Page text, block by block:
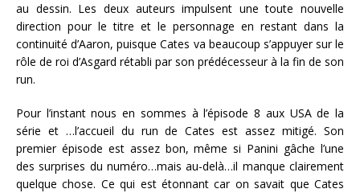
au dessin. Les deux auteurs impulsent une toute nouvelle
direction pour le titre et le personnage en restant dans la
continuité d’Aaron, puisque Cates va beaucoup s’appuyer sur le
rôle de roi d’Asgard rétabli par son prédécesseur à la fin de son
run.
Pour l’instant nous en sommes à l’épisode 8 aux USA de la
série et …l’accueil du run de Cates est assez mitigé. Son
premier épisode est assez bon, même si Panini gâche l’une
des surprises du numéro…mais au-delà…il manque clairement
quelque chose. Ce qui est étonnant car on savait que Cates